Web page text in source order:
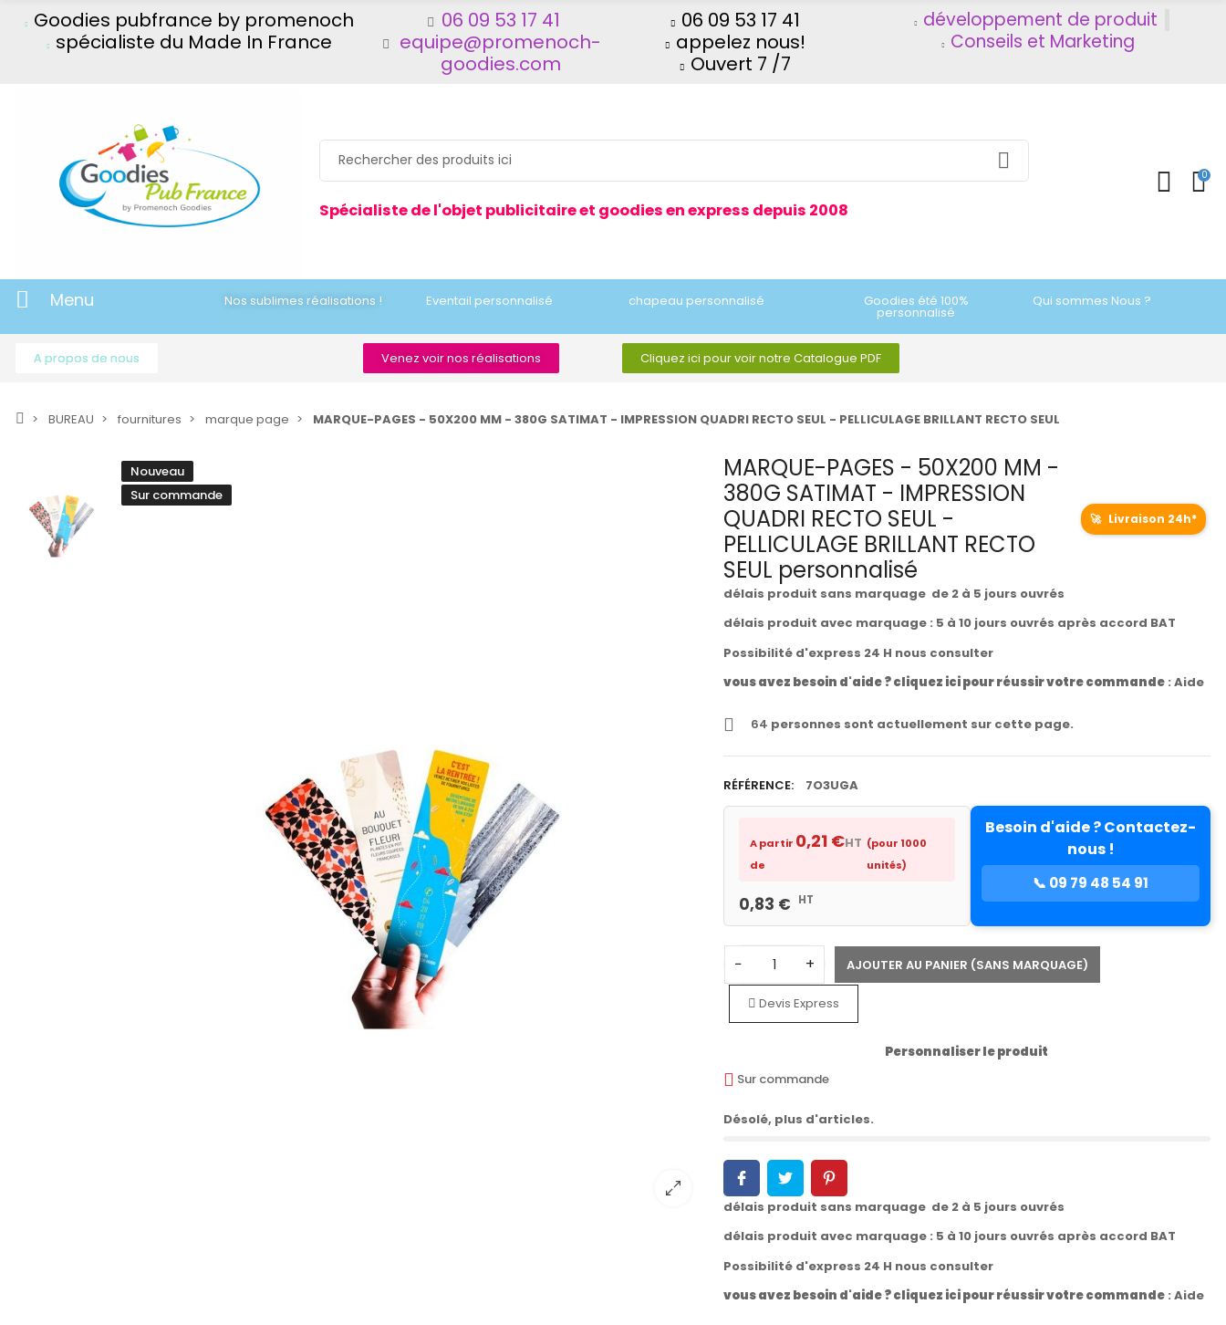
Goodies pubfrance by promenoch
spécialiste du Made In France
06 09 53 17 41
equipe@promenoch-
goodies.com
06 09 53 17 41
appelez nous!
Ouvert 7 /7
développement de produit
Conseils et Marketing
Spécialiste de l'objet publicitaire et goodies en express depuis 2008
0
Menu Nos sublimes réalisations ! Eventail personnalisé chapeau personnalisé Goodies été 100%
personnalisé
Qui sommes Nous ?
A propos de nous Venez voir nos réalisations Cliquez ici pour voir notre Catalogue PDF
BUREAU fournitures marque page MARQUE-PAGES - 50X200 MM - 380G SATIMAT - IMPRESSION QUADRI RECTO SEUL - PELLICULAGE BRILLANT RECTO SEUL
Nouveau
Sur commande
MARQUE-PAGES - 50X200 MM -
380G SATIMAT - IMPRESSION
QUADRI RECTO SEUL -
PELLICULAGE BRILLANT RECTO
SEUL personnalisé
🚀 Livraison 24h*
délais produit sans marquage de 2 à 5 jours ouvrés
délais produit avec marquage : 5 à 10 jours ouvrés après accord BAT
Possibilité d'express 24 H nous consulter
vous avez besoin d'aide ? cliquez ici pour réussir votre commande: Aide
64 personnes sont actuellement sur cette page.
RÉFÉRENCE: 7O3UGA
A partir
de
0,21 €HT (pour 1000
unités)
0,83 € HT
Besoin d'aide ? Contactez-
nous !
📞 09 79 48 54 91
− + AJOUTER AU PANIER (SANS MARQUAGE)
Devis Express
Personnaliser le produit
Sur commande
Désolé, plus d'articles.
délais produit sans marquage de 2 à 5 jours ouvrés
délais produit avec marquage : 5 à 10 jours ouvrés après accord BAT
Possibilité d'express 24 H nous consulter
vous avez besoin d'aide ? cliquez ici pour réussir votre commande: Aide